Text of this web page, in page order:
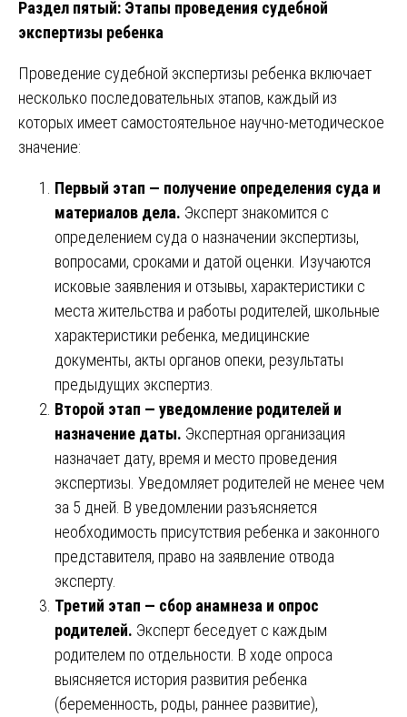
Раздел пятый: Этапы проведения судебной
экспертизы ребенка
Проведение судебной экспертизы ребенка включает
несколько последовательных этапов, каждый из
которых имеет самостоятельное научно-методическое
значение:
Первый этап — получение определения суда и
материалов дела. Эксперт знакомится с
определением суда о назначении экспертизы,
вопросами, сроками и датой оценки. Изучаются
исковые заявления и отзывы, характеристики с
места жительства и работы родителей, школьные
характеристики ребенка, медицинские
документы, акты органов опеки, результаты
предыдущих экспертиз.
Второй этап — уведомление родителей и
назначение даты. Экспертная организация
назначает дату, время и место проведения
экспертизы. Уведомляет родителей не менее чем
за 5 дней. В уведомлении разъясняется
необходимость присутствия ребенка и законного
представителя, право на заявление отвода
эксперту.
Третий этап — сбор анамнеза и опрос
родителей. Эксперт беседует с каждым
родителем по отдельности. В ходе опроса
выясняется история развития ребенка
(беременность, роды, раннее развитие),